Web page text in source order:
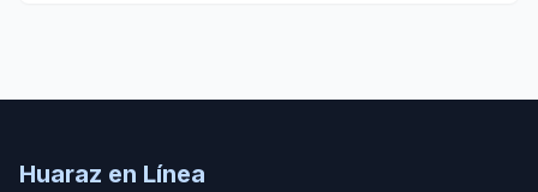
Huaraz en Línea